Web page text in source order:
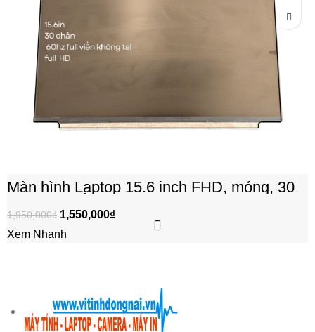
Màn hình Laptop 15.6 inch FHD, mỏng, 30
chân, full viền, không tai
1,950,000₫ 1,550,000₫
Xem Nhanh